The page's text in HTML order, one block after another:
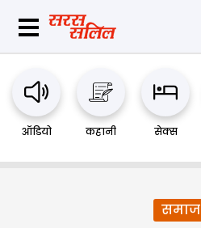
ऑडियो कहानी सेक्स
समाज